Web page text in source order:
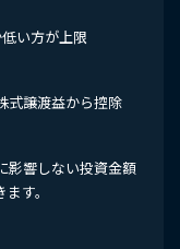
い方が上限
式譲渡益から控除
影響しない投資金額
す。